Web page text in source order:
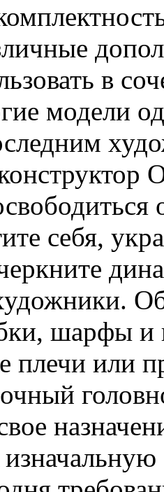
в
модели
себя,
шарфы и
или